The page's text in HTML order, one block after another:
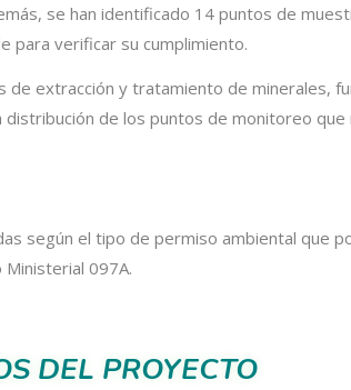
se han identificado 14 puntos de
para verificar su cumplimiento.
de extracción y tratamiento de minerales,
de los puntos de monitoreo que
según el tipo de permiso ambiental que
097A.
DEL PROYECTO